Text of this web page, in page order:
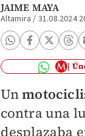
JAIME MAYA
Altamira / 31.08.2024
Un
contra una
desplazaba